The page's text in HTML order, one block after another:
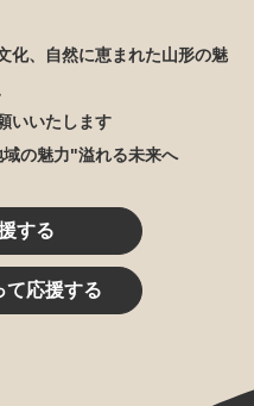
化、自然に恵まれた山形の魅
いいたします
の魅力"溢れる未来へ
する
て応援する